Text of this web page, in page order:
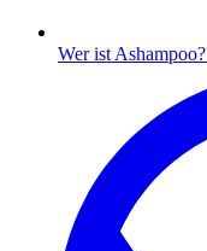
Wer ist Ashampoo?